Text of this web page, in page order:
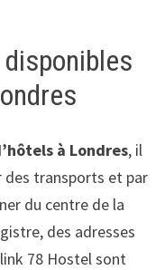
à Londres, il
transports et par
du centre de la
des adresses
78 Hostel sont